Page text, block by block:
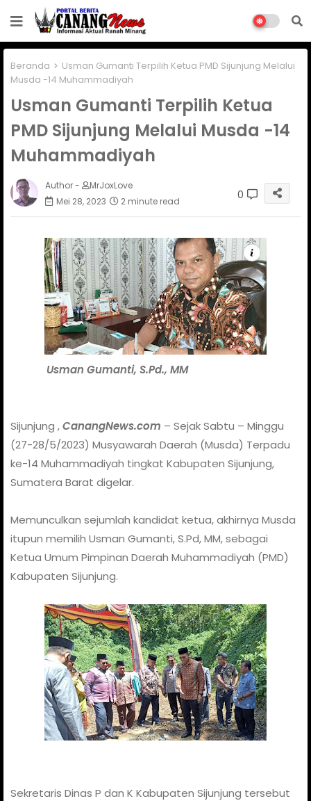
Beranda
Usman Gumanti Terpilih Ketua PMD Sijunjung Melalui
Musda -14 Muhammadiyah
Usman Gumanti Terpilih Ketua
PMD Sijunjung Melalui Musda -14
Muhammadiyah
Author -
MrJoxLove
Mei 28, 2023
2 minute read 0
Usman Gumanti, S.Pd., MM
Sijunjung ,CanangNews.com – Sejak Sabtu – Minggu
(27-28/5/2023) Musyawarah Daerah (Musda) Terpadu
ke-14 Muhammadiyah tingkat Kabupaten Sijunjung,
Sumatera Barat digelar.
Memunculkan sejumlah kandidat ketua, akhirnya Musda
itupun memilih Usman Gumanti, S.Pd, MM, sebagai
Ketua Umum Pimpinan Daerah Muhammadiyah (PMD)
Kabupaten Sijunjung.
Sekretaris Dinas P dan K Kabupaten Sijunjung tersebut